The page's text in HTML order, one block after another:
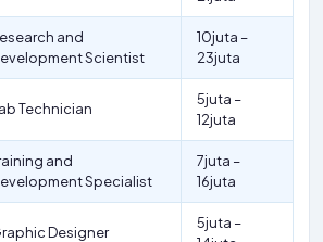
and
Scientist
10juta –
23juta
Technician
5juta –
12juta
and
Specialist
7juta –
16juta
Designer
5juta –